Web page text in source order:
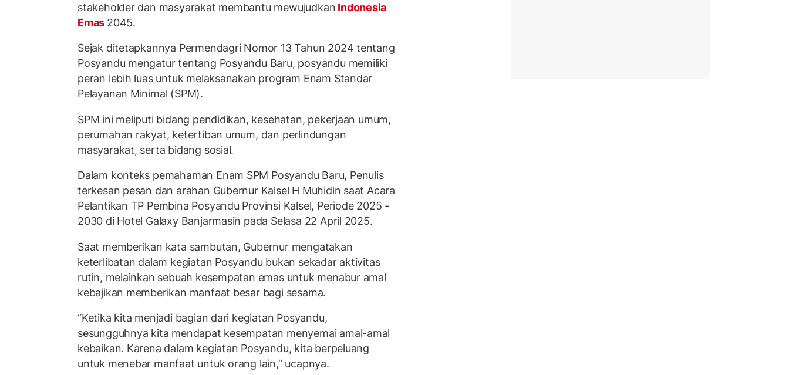
stakeholder dan masyarakat membantu mewujudkan Indonesia
Emas 2045.
Sejak ditetapkannya Permendagri Nomor 13 Tahun 2024 tentang
Posyandu mengatur tentang Posyandu Baru, posyandu memiliki
peran lebih luas untuk melaksanakan program Enam Standar
Pelayanan Minimal (SPM).
SPM ini meliputi bidang pendidikan, kesehatan, pekerjaan umum,
perumahan rakyat, ketertiban umum, dan perlindungan
masyarakat, serta bidang sosial.
Dalam konteks pemahaman Enam SPM Posyandu Baru, Penulis
terkesan pesan dan arahan Gubernur Kalsel H Muhidin saat Acara
Pelantikan TP Pembina Posyandu Provinsi Kalsel, Periode 2025 -
2030 di Hotel Galaxy Banjarmasin pada Selasa 22 April 2025.
Saat memberikan kata sambutan, Gubernur mengatakan
keterlibatan dalam kegiatan Posyandu bukan sekadar aktivitas
rutin, melainkan sebuah kesempatan emas untuk menabur amal
kebajikan memberikan manfaat besar bagi sesama.
“Ketika kita menjadi bagian dari kegiatan Posyandu,
sesungguhnya kita mendapat kesempatan menyemai amal-amal
kebaikan. Karena dalam kegiatan Posyandu, kita berpeluang
untuk menebar manfaat untuk orang lain,” ucapnya.